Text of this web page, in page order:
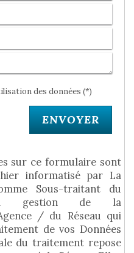
des données (*)
ENVOYER
sur ce formulaire sont
informatisé par La
Sous-traitant du
gestion de la
/ du Réseau qui
de vos Données
du traitement repose